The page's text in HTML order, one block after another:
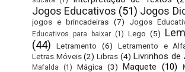
Jogos Educativos (51) Jogos
jogos e brincadeiras (7) Jogos
Educativos para baixar (1) Lego (5)
(44)
Letramento (6) Letramento e
Letras Móveis (2) Libras (4) Livrinhos de
Mafalda (1) Mágica (3) Maquete (10)